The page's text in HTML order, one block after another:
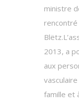
ministre
rencontré
2013, a
aux
famille et